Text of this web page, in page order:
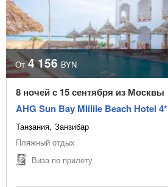
От 4 156 BYN
8 ночей с 15 сентября из Москвы
AHG Sun Bay Mlilile Beach Hotel 4*
Танзания Занзибар
Пляжный отдых
Виза по прилёту